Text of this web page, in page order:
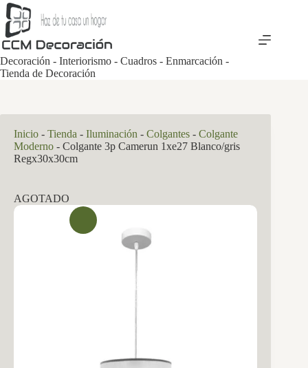
Saltar
al
contenido
Decoración - Interiorismo - Cuadros - Enmarcación -
Tienda de Decoración
Inicio - Tienda - Iluminación - Colgantes - Colgante
Moderno - Colgante 3p Camerun 1xe27 Blanco/gris
Regx30x30cm
AGOTADO